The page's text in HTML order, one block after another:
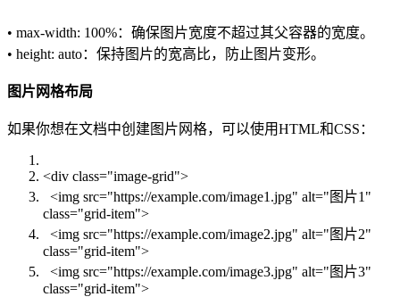
• max-width: 100%：确保图片宽度不超过其父容器的宽度。
• height: auto：保持图片的宽高比，防止图片变形。
图片网格布局
如果你想在文档中创建图片网格，可以使用HTML和CSS：
<div class="image-grid">
<img src="https://example.com/image1.jpg" alt="图片1"
class="grid-item">
<img src="https://example.com/image2.jpg" alt="图片2"
class="grid-item">
<img src="https://example.com/image3.jpg" alt="图片3"
class="grid-item">